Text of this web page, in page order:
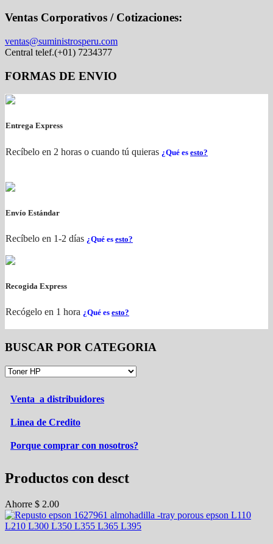
Ventas Corporativos / Cotizaciones:
ventas@suministrosperu.com
Central telef.(+01) 7234377
FORMAS DE ENVIO
Entrega Express
Recíbelo en 2 horas o cuando tú quieras ¿Qué es esto?
Envío Estándar
Recíbelo en 1-2 días ¿Qué es esto?
Recogida Express
Recógelo en 1 hora ¿Qué es esto?
BUSCAR POR CATEGORIA
Venta a distribuidores
Linea de Credito
Porque comprar con nosotros?
Productos con desct
Ahorre $ 2.00